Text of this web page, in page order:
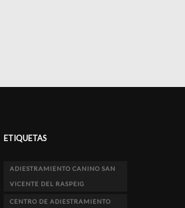
ETIQUETAS
ADIESTRAMIENTO CANINO SAN
VICENTE DEL RASPEIG
CENTRO DE ADIESTRAMIENTO